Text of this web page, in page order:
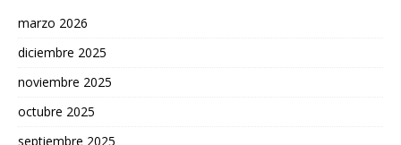
marzo 2026
diciembre 2025
noviembre 2025
octubre 2025
septiembre 2025